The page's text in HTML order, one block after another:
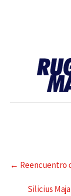
← Reencuentro
Silicius